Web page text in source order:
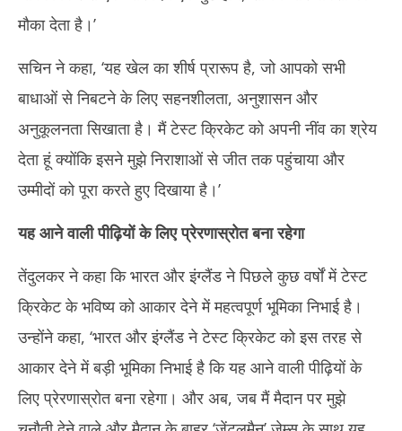
मौका देता है।’
सचिन ने कहा, ‘यह खेल का शीर्ष प्रारूप है, जो आपको सभी
बाधाओं से निबटने के लिए सहनशीलता, अनुशासन और
अनुकूलनता सिखाता है। मैं टेस्ट क्रिकेट को अपनी नींव का श्रेय
देता हूं क्योंकि इसने मुझे निराशाओं से जीत तक पहुंचाया और
उम्मीदों को पूरा करते हुए दिखाया है।’
यह आने वाली पीढ़ियों के लिए प्रेरणास्रोत बना रहेगा
तेंदुलकर ने कहा कि भारत और इंग्लैंड ने पिछले कुछ वर्षों में टेस्ट
क्रिकेट के भविष्य को आकार देने में महत्वपूर्ण भूमिका निभाई है।
उन्होंने कहा, ‘भारत और इंग्लैंड ने टेस्ट क्रिकेट को इस तरह से
आकार देने में बड़ी भूमिका निभाई है कि यह आने वाली पीढ़ियों के
लिए प्रेरणास्रोत बना रहेगा। और अब, जब मैं मैदान पर मुझे